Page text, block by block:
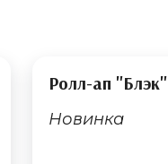
Ролл-ап "Блэк"
Новинка